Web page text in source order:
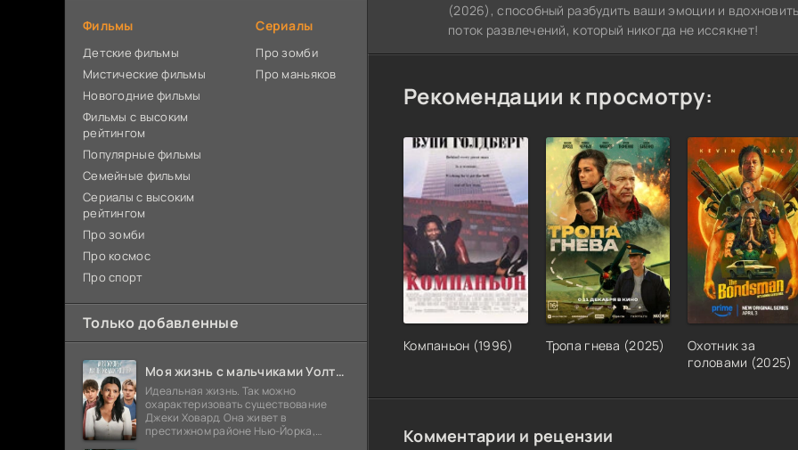
(2026), способный разбудить ваши эмоции и
поток развлечений, который никогда не иссякнет!
Рекомендации к просмотру:
Компаньон (1996) Тропа гнева (2025)
Охотник за
головами (2025)
Комментарии и рецензии
Фильмы
Детские фильмы
Мистические фильмы
Новогодние фильмы
Фильмы с высоким
рейтингом
Популярные фильмы
Семейные фильмы
Сериалы с высоким
рейтингом
Про зомби
Про космос
Про спорт
Сериалы
Про зомби
Про маньяков
Только добавленные
Моя жизнь с мальчиками Уолтер (2026)
Идеальная жизнь. Так можно
охарактеризовать существование
Джеки Ховард. Она живет в
престижном районе Нью-Йорка,